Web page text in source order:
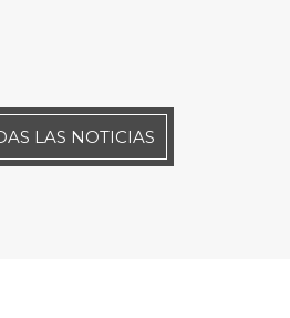
LAS NOTICIAS